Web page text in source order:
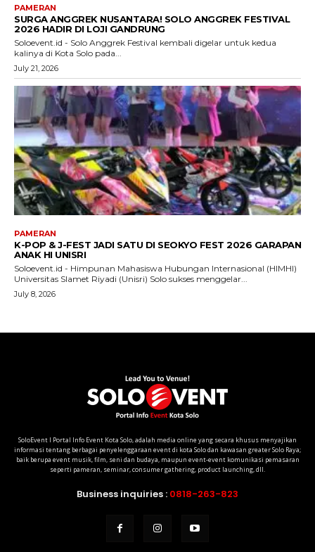
SoloEvent I Portal Info Event Kota Solo, adalah media online yang secara khusus menyajikan
informasi tentang berbagai penyelenggaraan event di kota Solo dan kawasan greater Solo Raya;
baik berupa event musik, film, seni dan budaya, maupun event-event komunikasi pemasaran
seperti pameran, seminar, consumer gathering, product launching, dll.
Business inquiries : 0818-263-823